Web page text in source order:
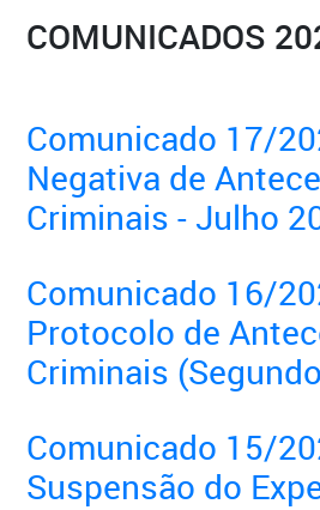
COMUNICADOS
Comunicado 17/
Negativa de
Criminais - Julho
Comunicado 16/
Protocolo de
Criminais
Comunicado 15/
Suspensão do